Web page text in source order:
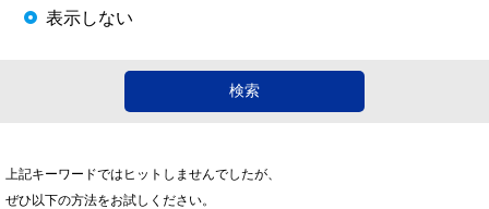
表示しない
上記キーワードではヒットしませんでしたが、
ぜひ以下の方法をお試しください。